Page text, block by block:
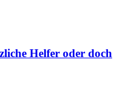
Helfer oder doch